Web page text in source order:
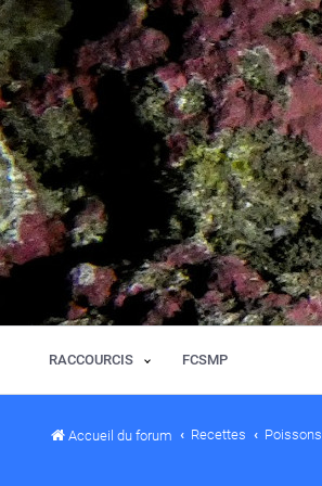
RACCOURCIS FCSMP
Accueil du forum Recettes Poissons